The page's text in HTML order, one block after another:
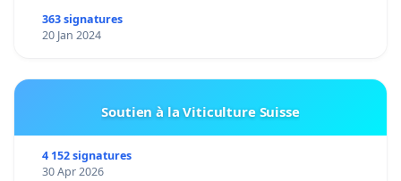
363 signatures
20 Jan 2024
Soutien à la Viticulture Suisse
4 152 signatures
30 Apr 2026